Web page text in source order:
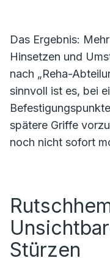
Das Ergebnis:
Hinsetzen und
nach „Reha-
sinnvoll ist es, bei
spätere Griffe
noch nicht sofort
Stürzen